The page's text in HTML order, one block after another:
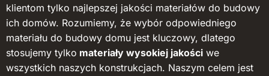
klientom tylko najlepszej jakości materiałów do budowy
ich domów. Rozumiemy, że wybór odpowiedniego
materiału do budowy domu jest kluczowy, dlatego
stosujemy tylko materiały wysokiej jakości we
wszystkich naszych konstrukcjach. Naszym celem jest